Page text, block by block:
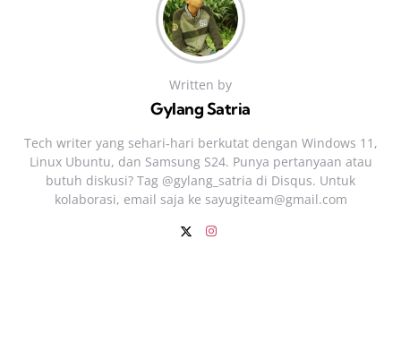
Written by
Gylang Satria
Tech writer yang sehari‑hari berkutat dengan Windows 11,
Linux Ubuntu, dan Samsung S24. Punya pertanyaan atau
butuh diskusi? Tag @gylang_satria di Disqus. Untuk
kolaborasi, email saja ke sayugiteam@gmail.com